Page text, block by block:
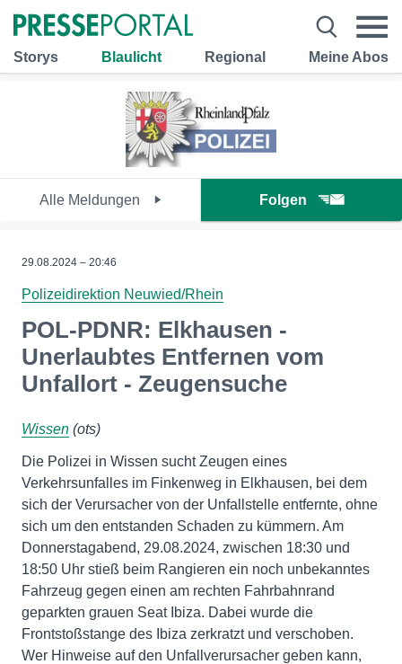
Storys Blaulicht Regional Meine Abos
Alle Meldungen Folgen
29.08.2024 – 20:46
Polizeidirektion Neuwied/Rhein
POL-PDNR: Elkhausen -
Unerlaubtes Entfernen vom
Unfallort - Zeugensuche
Wissen (ots)
Die Polizei in Wissen sucht Zeugen eines
Verkehrsunfalles im Finkenweg in Elkhausen, bei dem
sich der Verursacher von der Unfallstelle entfernte, ohne
sich um den entstanden Schaden zu kümmern. Am
Donnerstagabend, 29.08.2024, zwischen 18:30 und
18:50 Uhr stieß beim Rangieren ein noch unbekanntes
Fahrzeug gegen einen am rechten Fahrbahnrand
geparkten grauen Seat Ibiza. Dabei wurde die
Frontstoßstange des Ibiza zerkratzt und verschoben.
Wer Hinweise auf den Unfallverursacher geben kann,